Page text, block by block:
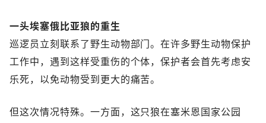
一头埃塞俄比亚狼的重生
巡逻员立刻联系了野生动物部门。在许多野生动物保护
工作中，遇到这样受重伤的个体，保护者会首先考虑安
乐死，以免动物受到更大的痛苦。
但这次情况特殊。一方面，这只狼在塞米恩国家公园